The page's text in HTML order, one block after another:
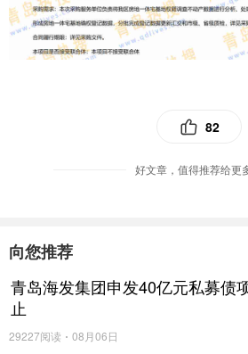
82
好文章，值得推荐给更
向您推荐
青岛海发集团申发40亿元私募债
止
29227阅读 08月06日